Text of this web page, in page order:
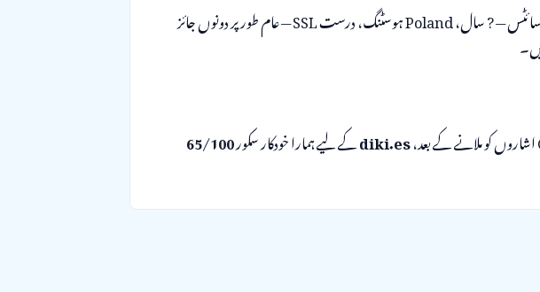
سے ملتا جلتا میٹا ڈیٹا والی سائٹس — ? سال، Poland ہوسٹنگ، درست SSL — عام طور پر دونوں جائز
diki.esکے لیے ہمارا خودکار سکور65/100